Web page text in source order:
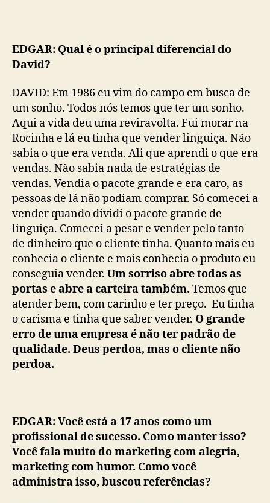
EDGAR: Qual é o principal diferencial do
David?
DAVID: Em 1986 eu vim do campo em busca de
um sonho. Todos nós temos que ter um sonho.
Aqui a vida deu uma reviravolta. Fui morar na
Rocinha e lá eu tinha que vender linguiça. Não
sabia o que era venda. Ali que aprendi o que era
vendas. Não sabia nada de estratégias de
vendas. Vendia o pacote grande e era caro, as
pessoas de lá não podiam comprar. Só comecei a
vender quando dividi o pacote grande de
linguiça. Comecei a pesar e vender pelo tanto
de dinheiro que o cliente tinha. Quanto mais eu
conhecia o cliente e mais conhecia o produto eu
conseguia vender. Um sorriso abre todas as
portas e abre a carteira também. Temos que
atender bem, com carinho e ter preço. Eu tinha
o carisma e tinha que saber vender. O grande
erro de uma empresa é não ter padrão de
qualidade. Deus perdoa, mas o cliente não
perdoa.
EDGAR: Você está a 17 anos como um
profissional de sucesso. Como manter isso?
Você fala muito do marketing com alegria,
marketing com humor. Como você
administra isso, buscou referências?